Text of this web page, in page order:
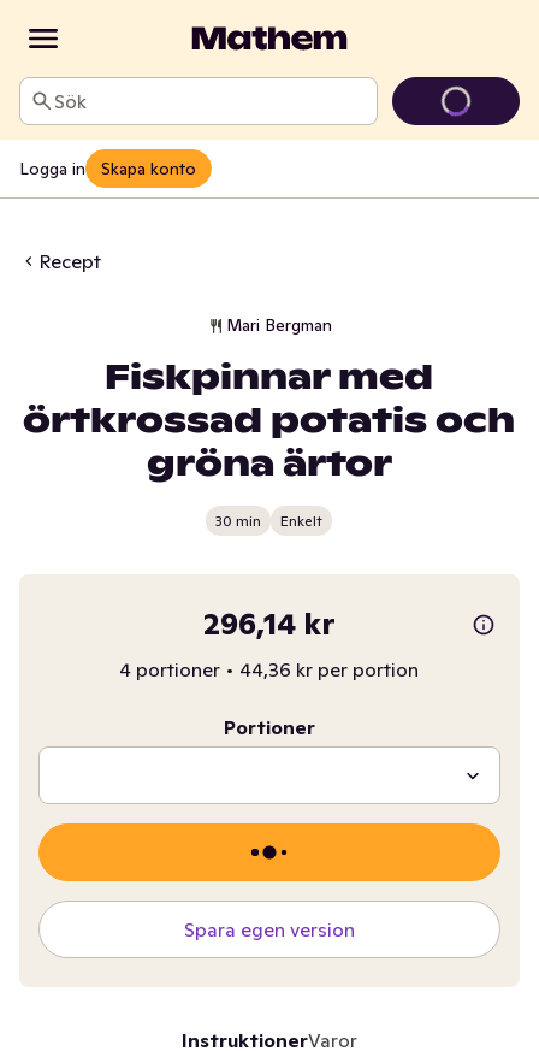
Sök
Logga in Skapa konto
Recept
Mari Bergman
Fiskpinnar med
örtkrossad potatis och
gröna ärtor
30 min Enkelt
296,14 kr
4 portioner • 44,36 kr per portion
Portioner
Spara egen version
InstruktionerVaror